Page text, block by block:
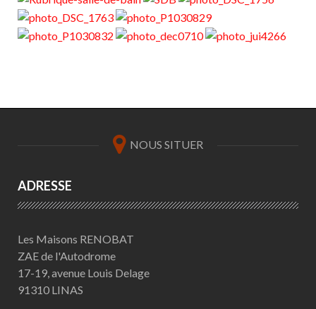
NOUS SITUER
ADRESSE
Les Maisons RENOBAT
ZAE de l'Autodrome
17-19, avenue Louis Delage
91310 LINAS